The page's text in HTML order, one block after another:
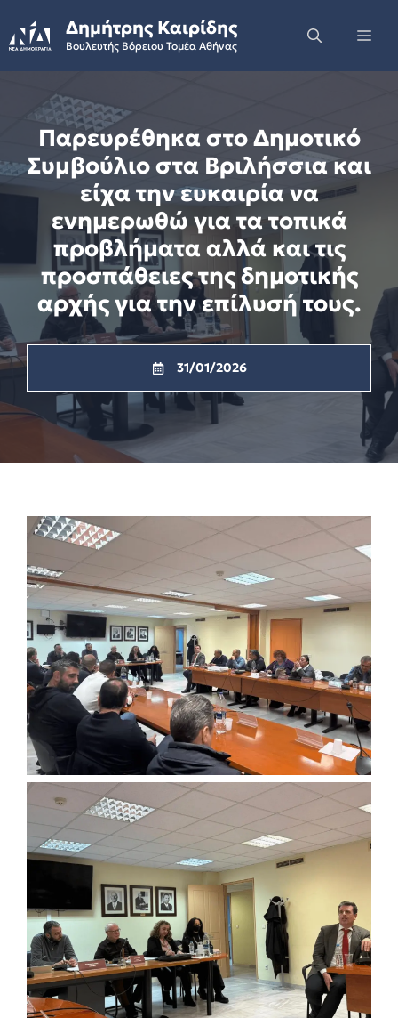
to
content
Δημήτρης Καιρίδης
Βουλευτής Βόρειου Τομέα Αθήνας
Παρευρέθηκα στο Δημοτικό
Συμβούλιο στα Βριλήσσια και
είχα την ευκαιρία να
ενημερωθώ για τα τοπικά
προβλήματα αλλά και τις
προσπάθειες της δημοτικής
αρχής για την επίλυσή τους.
31/01/2026